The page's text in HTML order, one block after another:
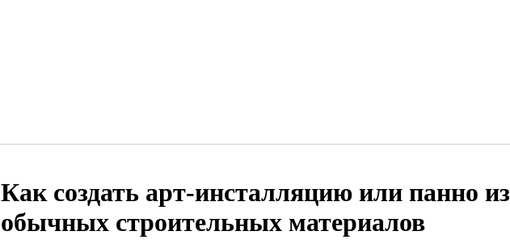
Как создать арт-инсталляцию или панно из
обычных строительных материалов